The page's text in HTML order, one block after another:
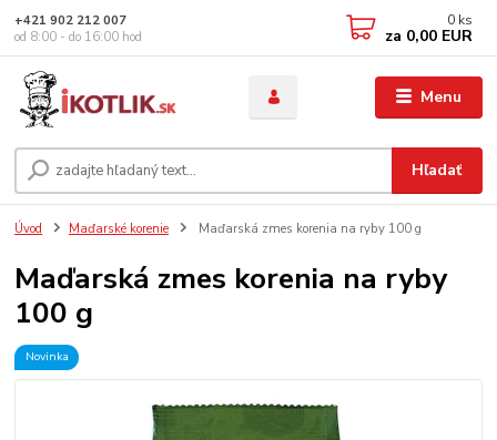
Menu
Hľadať
+421 902 212 007
od 8:00 - do 16:00 hod
0 ks
za 0,00 EUR
Úvod Maďarské korenie Maďarská zmes korenia na ryby 100 g
Maďarská zmes korenia na ryby
100 g
Novinka